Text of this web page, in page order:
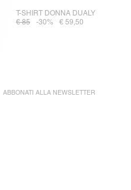
T-SHIRT DONNA DUALY
€ 85
-30% € 59,50
ABBONATI ALLA NEWSLETTER